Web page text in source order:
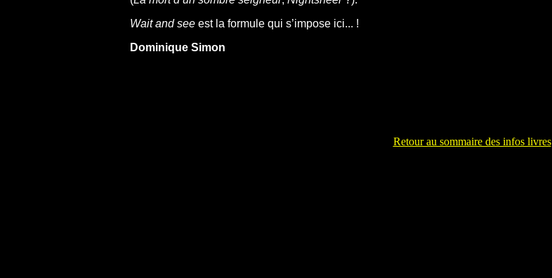
Wait and seeest la formule qui s’impose ici... !
Dominique Simon
Retour au sommaire des infos livres